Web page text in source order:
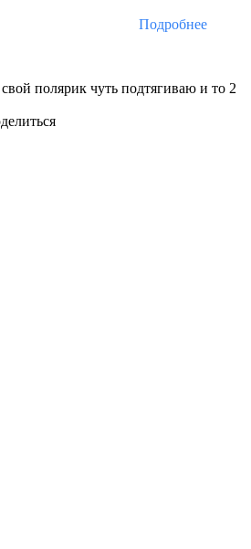
Подробнее
полярик чуть подтягиваю и то 2